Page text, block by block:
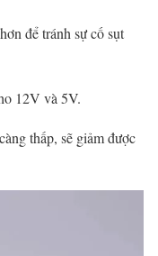
để tránh sự cố sụt
12V và 5V.
thấp, sẽ giảm được